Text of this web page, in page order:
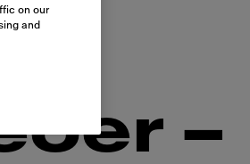
–
on our
and